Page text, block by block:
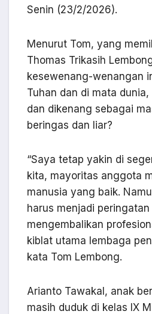
Senin (23/2/2026).
Menurut Tom, yang
Thomas Trikasih
kesewenang-wenangan
Tuhan dan di mata
dan dikenang sebagai
beringas dan liar?
“Saya tetap yakin di
kita, mayoritas anggota
manusia yang baik.
harus menjadi
mengembalikan
kiblat utama lembaga
kata Tom Lembong.
Arianto Tawakal, anak
masih duduk di kelas IX